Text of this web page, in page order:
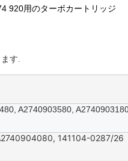
920用のターボカートリッジ
す.
A2740903580,
141104-0287/26